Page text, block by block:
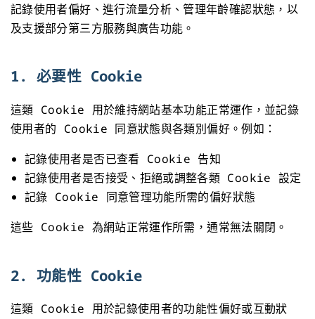
記錄使用者偏好、進行流量分析、管理年齡確認狀態，以
及支援部分第三方服務與廣告功能。
1. 必要性 Cookie
這類 Cookie 用於維持網站基本功能正常運作，並記錄
使用者的 Cookie 同意狀態與各類別偏好。例如：
記錄使用者是否已查看 Cookie 告知
記錄使用者是否接受、拒絕或調整各類 Cookie 設定
記錄 Cookie 同意管理功能所需的偏好狀態
這些 Cookie 為網站正常運作所需，通常無法關閉。
2. 功能性 Cookie
這類 Cookie 用於記錄使用者的功能性偏好或互動狀